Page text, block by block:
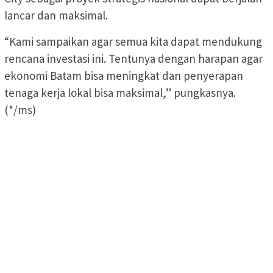
lancar dan maksimal.
“Kami sampaikan agar semua kita dapat mendukung
rencana investasi ini. Tentunya dengan harapan agar
ekonomi Batam bisa meningkat dan penyerapan
tenaga kerja lokal bisa maksimal,” pungkasnya.
(*/ms)